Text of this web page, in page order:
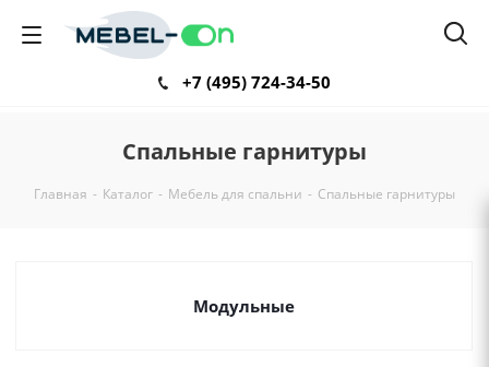
+7 (495) 724-34-50
Спальные гарнитуры
Главная - Каталог - Мебель для спальни - Спальные гарнитуры
Модульные